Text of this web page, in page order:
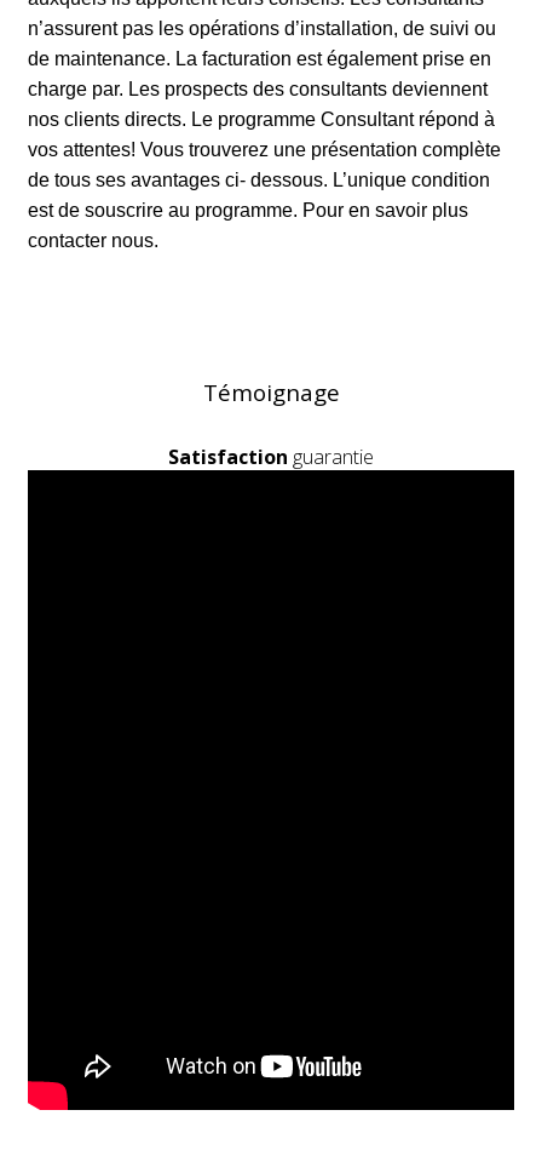
n’assurent pas les opérations d’installation, de suivi ou
de maintenance. La facturation est également prise en
charge par. Les prospects des consultants deviennent
nos clients directs. Le programme Consultant répond à
vos attentes! Vous trouverez une présentation complète
de tous ses avantages ci- dessous. L’unique condition
est de souscrire au programme. Pour en savoir plus
contacter nous.
Témoignage
Satisfaction guarantie